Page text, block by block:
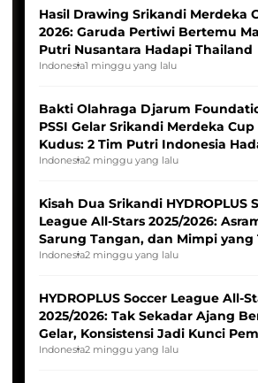
Hasil Drawing Srikandi Merdeka
2026: Garuda Pertiwi Bertemu
Putri Nusantara Hadapi Thailand
Indonesia1 minggu yang lalu
Bakti Olahraga Djarum
PSSI Gelar Srikandi Merdeka
Kudus: 2 Tim Putri Indonesia
Tim Asia
Indonesia2 minggu yang lalu
Kisah Dua Srikandi HYDROPLUS
League All-Stars 2025/2026:
Sarung Tangan, dan Mimpi yang
Pernah Padam
Indonesia2 minggu yang lalu
HYDROPLUS Soccer League All-
2025/2026: Tak Sekadar Ajang
Gelar, Konsistensi Jadi Kunci
Indonesia2 minggu yang lalu